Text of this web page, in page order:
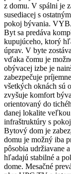
z domu. V spálni je
susediacej s
pokoj bývania.
Byt sa predáva
kupujúceho, ktorý
úprav. V byte
vďaka čomu je
obývacej izbe je
zabezpečuje
všetkých oknách sú
zvyšuje komfort
orientovaný do
danej lokalite veľkou
infraštruktúry s
Bytový dom je
domu je možný iba
pôsobia udržiavane
hľadajú stabilné a
dome. Mesačné